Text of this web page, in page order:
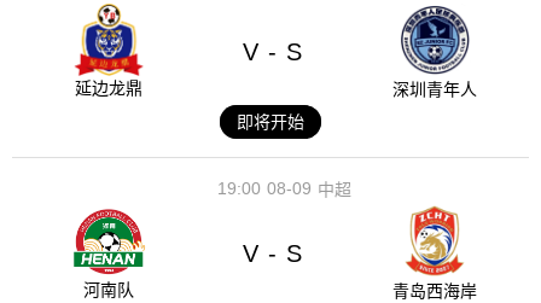
延边龙鼎
V - S
深圳青年人
即将开始
08-09
19:00 中超
河南队
V - S
青岛西海岸